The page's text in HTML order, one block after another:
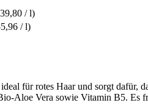
/ l)
/ l)
für rotes Haar und sorgt
Aloe Vera sowie Vitamin B5.